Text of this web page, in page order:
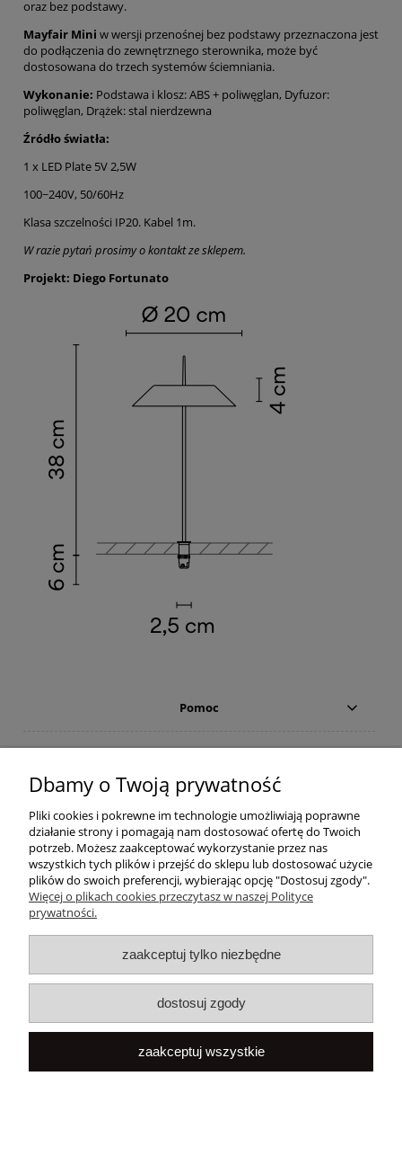
oraz bez podstawy.
Mayfair Mini w wersji przenośnej bez podstawy przeznaczona jest
do podłączenia do zewnętrznego sterownika, może być
dostosowana do trzech systemów ściemniania.
Wykonanie: Podstawa i klosz: ABS + poliwęglan, Dyfuzor:
poliwęglan, Drążek: stal nierdzewna
Źródło światła:
1 x LED Plate 5V 2,5W
100~240V, 50/60Hz
Klasa szczelności IP20. Kabel 1m.
W razie pytań prosimy o kontakt ze sklepem.
Projekt: Diego Fortunato
Pomoc
Moje konto
Płatności i dostawa
Informacje
O nas
Popularne
Dbamy o Twoją prywatność
Pliki cookies i pokrewne im technologie umożliwiają poprawne
działanie strony i pomagają nam dostosować ofertę do Twoich
potrzeb. Możesz zaakceptować wykorzystanie przez nas
wszystkich tych plików i przejść do sklepu lub dostosować użycie
plików do swoich preferencji, wybierając opcję "Dostosuj zgody".
Więcej o plikach cookies przeczytasz w naszej Polityce
prywatności.
zaakceptuj tylko niezbędne
dostosuj zgody
zaakceptuj wszystkie